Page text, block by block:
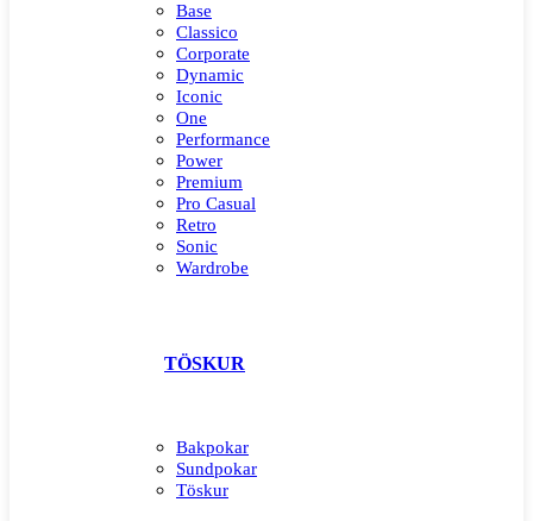
Base
Classico
Corporate
Dynamic
Iconic
One
Performance
Power
Premium
Pro Casual
Retro
Sonic
Wardrobe
TÖSKUR
Bakpokar
Sundpokar
Töskur